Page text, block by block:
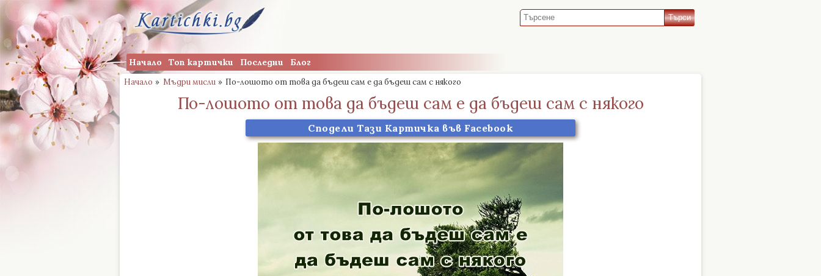
Начало Топ картички Последни Блог
Начало » Мъдри мисли » По-лошото от това да бъдеш сам е да бъдеш сам с някого
По-лошото от това да бъдеш сам е да бъдеш сам с някого
Сподели Тази Картичка във Facebook